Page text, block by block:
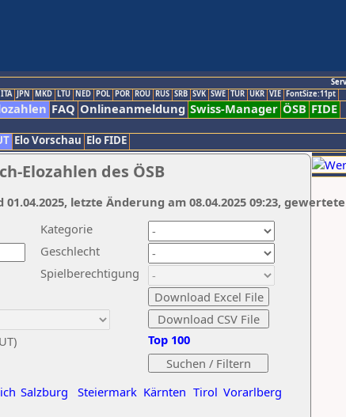
ITA JPN MKD LTU NED POL POR ROU RUS SRB SVK SWE TUR UKR VIE FontSize:11pt
FAQ Onlineanmeldung Swiss-Manager ÖSB FIDE
Elo Vorschau Elo FIDE
Elozahlen des ÖSB
Kategorie
Geschlecht
Spielberechtigung
Salzburg Steiermark Kärnten Tirol Vorarlberg
Top 100
01.04.2025, letzte Änderung am 08.04.2025 09:23,